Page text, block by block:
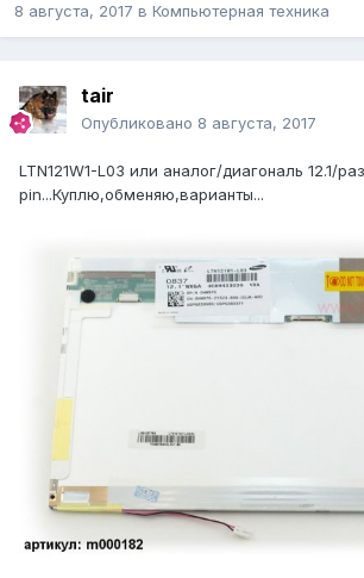
8 августа, 2017 в Компьютерная техника
tair
Опубликовано 8 августа, 2017
LTN121W1-L03 или аналог/диагональ 12.1/
pin...Куплю,обменяю,варианты...